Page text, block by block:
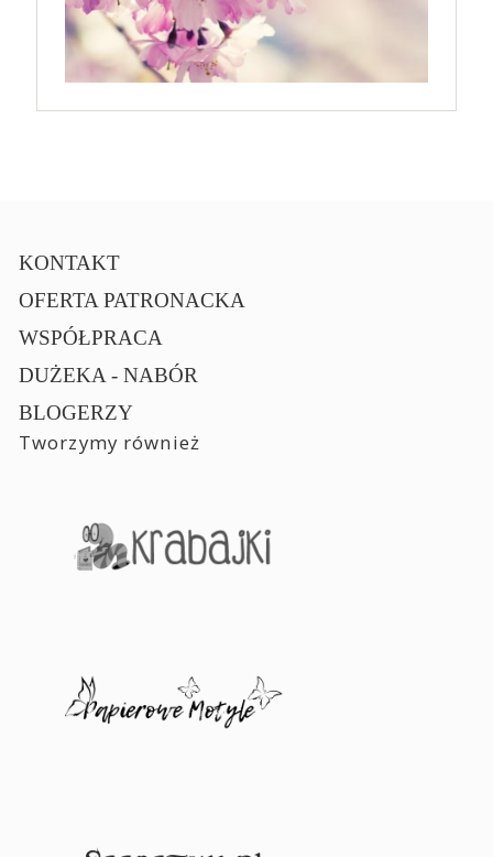
KONTAKT
OFERTA PATRONACKA
WSPÓŁPRACA
DUŻEKA - NABÓR
BLOGERZY
Tworzymy również